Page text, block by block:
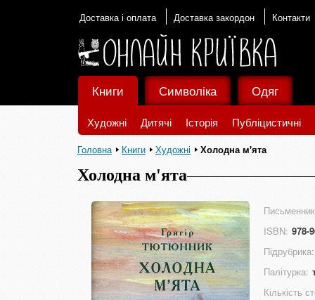
Доставка і оплата Доставка закордон Контакти
Книги
Художні Дитячі Історія Публіцистичні
Символіка Одяг
Головна Книги Художні Холодна м'ята
Холодна м'ята
ISBN: 978-
Підрубрика:
Палітурка:
Кількість